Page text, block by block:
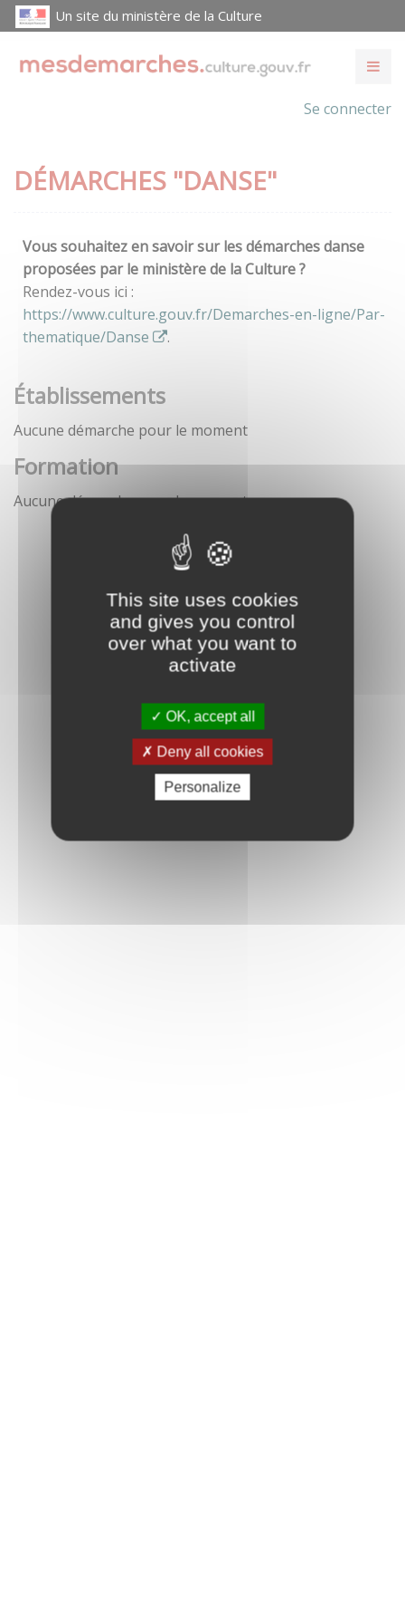
This site uses cookies
and gives you control
over what you want to
activate
OK, accept all
Deny all cookies
Personalize
Un site du ministère de la Culture
Se connecter
DÉMARCHES "DANSE"
Vous souhaitez en savoir sur les démarches danse
proposées par le ministère de la Culture ?
Rendez-vous ici :
https://www.culture.gouv.fr/Demarches-en-ligne/Par-
thematique/Danse
.
Établissements
Aucune démarche pour le moment
Formation
Aucune démarche pour le moment